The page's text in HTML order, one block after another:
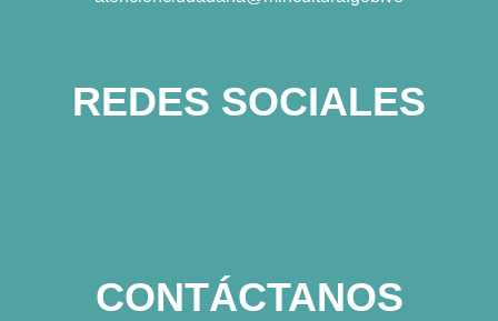
REDES SOCIALES
CONTÁCTANOS